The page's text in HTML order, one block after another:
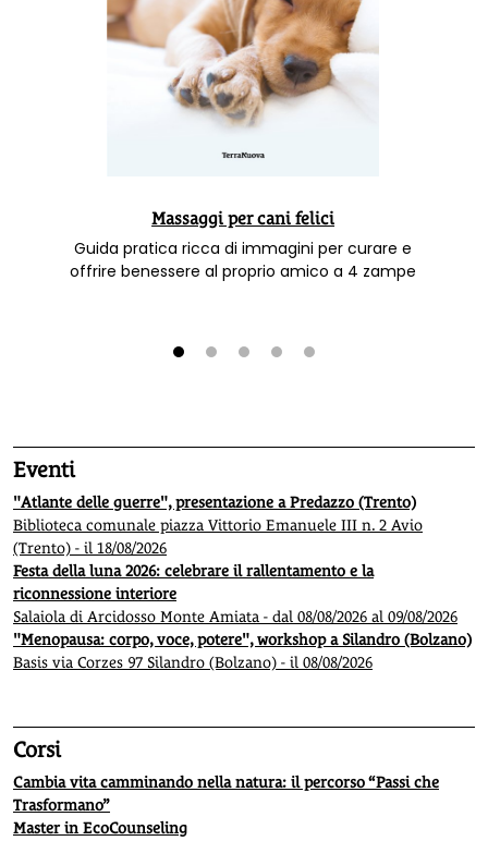
Massaggi per cani felici
Guida pratica ricca di immagini per curare e
offrire benessere al proprio amico a 4 zampe
Eventi
"Atlante delle guerre", presentazione a Predazzo (Trento)
Biblioteca comunale piazza Vittorio Emanuele III n. 2 Avio
(Trento) - il 18/08/2026
Festa della luna 2026: celebrare il rallentamento e la
riconnessione interiore
Salaiola di Arcidosso Monte Amiata - dal 08/08/2026 al 09/08/2026
"Menopausa: corpo, voce, potere", workshop a Silandro (Bolzano)
Basis via Corzes 97 Silandro (Bolzano) - il 08/08/2026
Corsi
Cambia vita camminando nella natura: il percorso “Passi che
Trasformano”
Master in EcoCounseling